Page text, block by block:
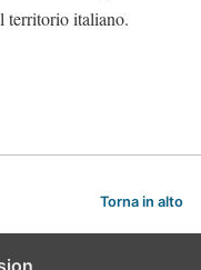
territorio italiano.
Torna in alto